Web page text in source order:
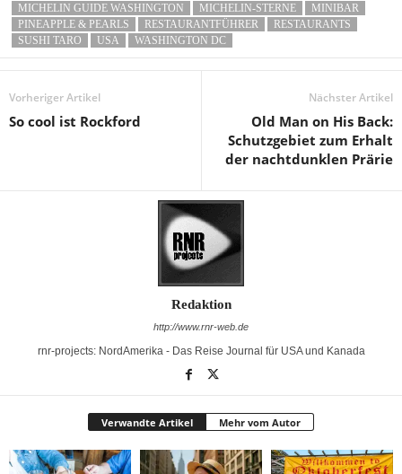
MICHELIN GUIDE WASHINGTON
MICHELIN-STERNE
MINIBAR
PINEAPPLE & PEARLS
RESTAURANTFÜHRER
RESTAURANTS
SUSHI TARO
USA WASHINGTON DC
Vorheriger Artikel
So cool ist Rockford
Nächster Artikel
Old Man on His Back:
Schutzgebiet zum Erhalt
der nachtdunklen Prärie
Redaktion
http://www.rnr-web.de
rnr-projects: NordAmerika - Das Reise Journal für USA und Kanada
Verwandte Artikel Mehr vom Autor